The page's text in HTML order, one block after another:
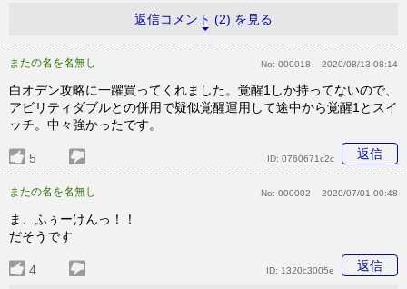
返信コメント (2) を見る
またの名を名無し No: 000018 2020/08/13 08:14
白オデン攻略に一躍買ってくれました。覚醒1しか持ってないので、
アビリティダブルとの併用で疑似覚醒運用して途中から覚醒1とスイ
ッチ。中々強かったです。
5 返信
ID: 0760671c2c
またの名を名無し No: 000002 2020/07/01 00:48
ま、ふぅーけんっ！！
だそうです
4 返信
ID: 1320c3005e